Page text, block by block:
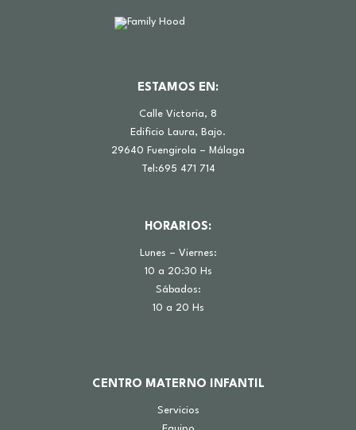
ESTAMOS EN:
Calle Victoria, 8
Edificio Laura, Bajo.
29640 Fuengirola – Málaga
Tel:695 471 714
HORARIOS:
Lunes – Viernes:
10 a 20:30 Hs
Sábados:
10 a 20 Hs
CENTRO MATERNO INFANTIL
Servicios